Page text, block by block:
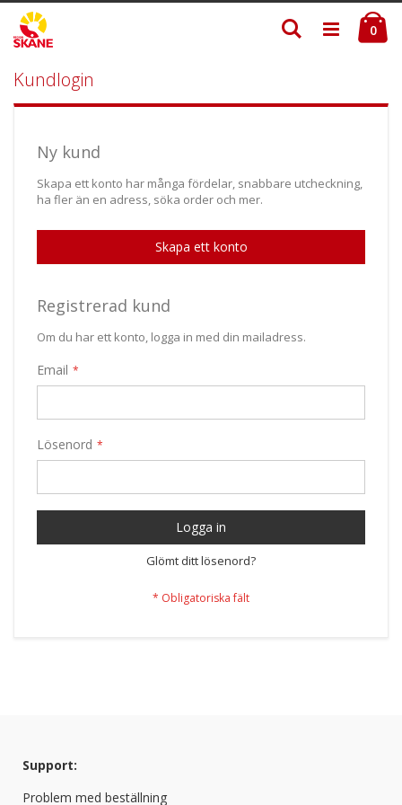
Skip
to
Content
0
Söka
Kundlogin
Ny kund
Skapa ett konto har många fördelar, snabbare utcheckning,
ha fler än en adress, söka order och mer.
Skapa ett konto
Registrerad kund
Om du har ett konto, logga in med din mailadress.
Email
Lösenord
Logga in
Glömt ditt lösenord?
Support:
Problem med beställning